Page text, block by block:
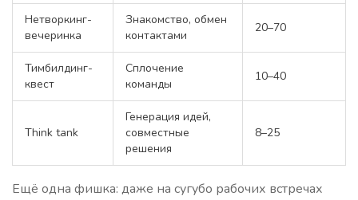
Нетворкинг-
вечеринка
Знакомство, обмен
контактами
20–70
Тимбилдинг-
квест
Сплочение
команды
10–40
Think tank
Генерация идей,
совместные
решения
8–25
Ещё одна фишка: даже на сугубо рабочих встречах